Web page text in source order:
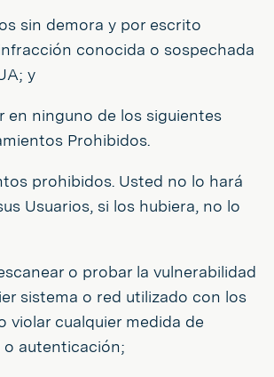
sin demora y por escrito
conocida o sospechada
y
en ninguno de los siguientes
Prohibidos.
prohibidos. Usted no lo hará
Usuarios, si los hubiera, no lo
o probar la vulnerabilidad
sistema o red utilizado con los
violar cualquier medida de
o autenticación;